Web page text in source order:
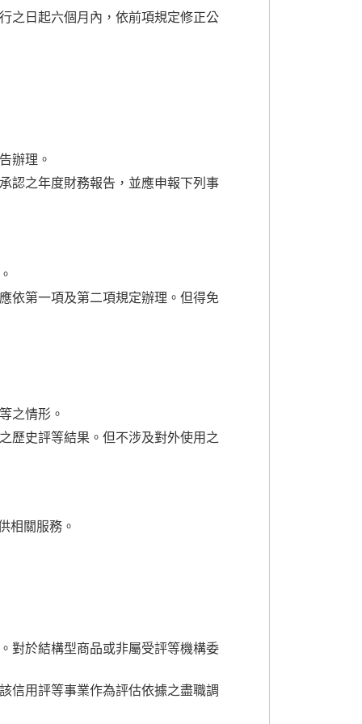
之日起六個月內，依前項規定修正公
辦理。
認之年度財務報告，並應申報下列事
依第一項及第二項規定辦理。但得免
之情形。
歷史評等結果。但不涉及對外使用之
相關服務。
對於結構型商品或非屬受評等機構委
信用評等事業作為評估依據之盡職調